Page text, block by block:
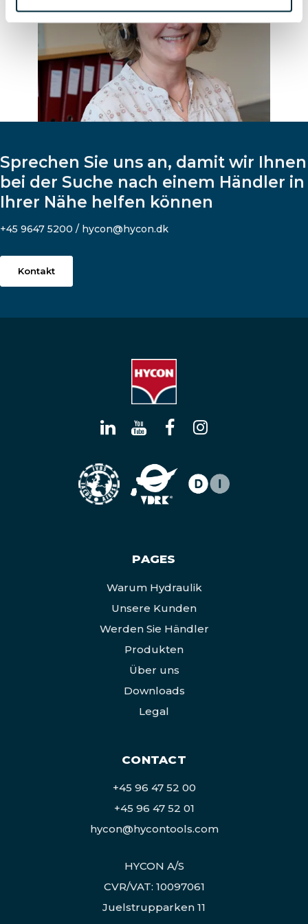
Sprechen Sie uns an, damit wir Ihnen
bei der Suche nach einem Händler in
Ihrer Nähe helfen können
+45 9647 5200 / hycon@hycon.dk
Kontakt
PAGES
Warum Hydraulik
Unsere Kunden
Werden Sie Händler
Produkten
Über uns
Downloads
Legal
CONTACT
+45 96 47 52 00
+45 96 47 52 01
hycon@hycontools.com
HYCON A/S
CVR/VAT: 10097061
Juelstrupparken 11